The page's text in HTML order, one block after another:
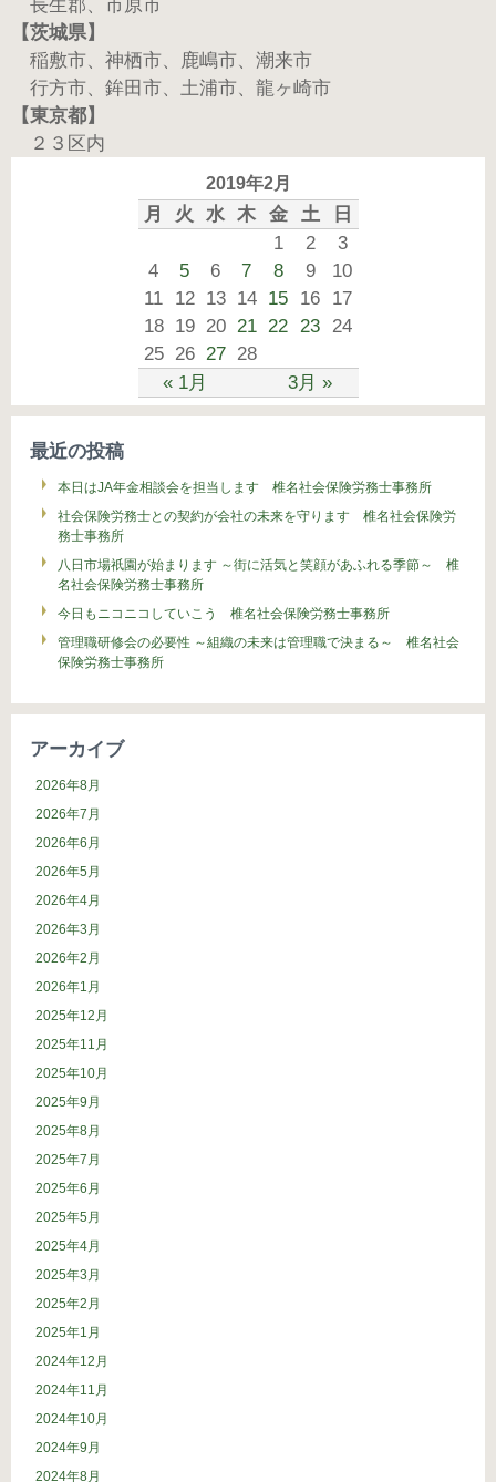
長生郡、市原市
【茨城県】
稲敷市、神栖市、鹿嶋市、潮来市
行方市、鉾田市、土浦市、龍ヶ崎市
【東京都】
２３区内
2019年2月
月 火 水 木 金 土 日
« 1月 3月 »
1 2
3
4
5 6 7 8 9
10
11 12 13 14 15 16 17
18 19 20 21 22 23 24
25 26 27 28
最近の投稿
本日はJA年金相談会を担当します 椎名社会保険労務士事務所
社会保険労務士との契約が会社の未来を守ります 椎名社会保険労
務士事務所
八日市場祇園が始まります ～街に活気と笑顔があふれる季節～ 椎
名社会保険労務士事務所
今日もニコニコしていこう 椎名社会保険労務士事務所
管理職研修会の必要性 ～組織の未来は管理職で決まる～ 椎名社会
保険労務士事務所
アーカイブ
2026年8月
2026年7月
2026年6月
2026年5月
2026年4月
2026年3月
2026年2月
2026年1月
2025年12月
2025年11月
2025年10月
2025年9月
2025年8月
2025年7月
2025年6月
2025年5月
2025年4月
2025年3月
2025年2月
2025年1月
2024年12月
2024年11月
2024年10月
2024年9月
2024年8月